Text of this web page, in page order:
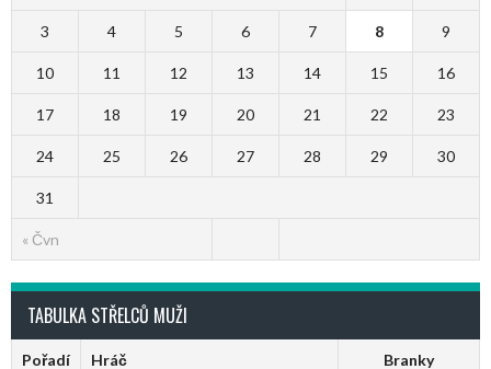
« Čvn
3 4 5 6 7 8 9
10 11 12 13 14 15 16
17 18 19 20 21 22 23
24 25 26 27 28 29 30
31
TABULKA STŘELCŮ MUŽI
Pořadí Hráč Branky